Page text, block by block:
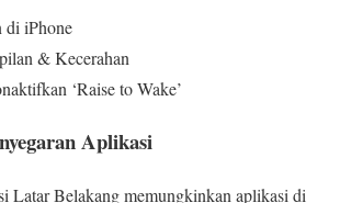
di iPhone
& Kecerahan
‘Raise to Wake’
Aplikasi
Latar Belakang memungkinkan aplikasi di